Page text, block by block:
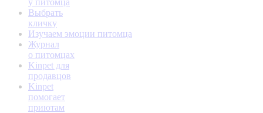
у питомца
Выбрать
кличку
Изучаем эмоции питомца
Журнал
о питомцах
Kinpet для
продавцов
Kinpet
помогает
приютам